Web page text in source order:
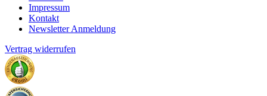
Impressum
Kontakt
Newsletter Anmeldung
Vertrag widerrufen